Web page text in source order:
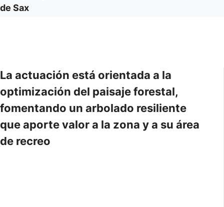
de Sax
La actuación está orientada a la
optimización del paisaje forestal,
fomentando un arbolado resiliente
que aporte valor a la zona y a su área
de recreo